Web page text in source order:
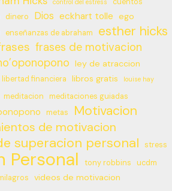
control del estress cuentos
dinero Dios eckhart tolle ego
enseñanzas de abraham esther hicks
frases de motivacion
ley de atraccion
libertad financiera libros gratis louise hay
meditacion meditaciones guiadas
metas Motivacion
de motivacion
superacion personal stress
Personal tony robbins
ucdm
videos de motivacion